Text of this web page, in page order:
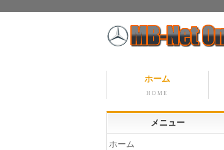
ホーム
HOME
メニュー
ホーム